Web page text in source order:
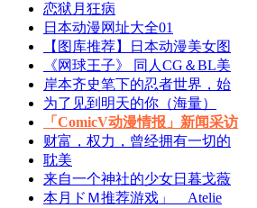
恋狱月狂病
日本动漫网址大全01
【图库推荐】日本动漫美女图
《网球王子》 同人CG＆BL美
岸本齐史笔下的忍者世界，始
为了见到明天的你（海量）
「ComicV动漫情报」新闻采访
财富，权力，曾经拥有一切的
耽美
来自一个神社的少女日暮戈薇
本月ドＭ推荐游戏」 Atelie